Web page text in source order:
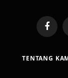
TENTANG